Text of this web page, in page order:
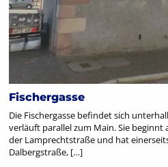
Fischergasse
Die Fischergasse befindet sich
verläuft parallel zum Main. Sie beginnt
der Lamprechtstraße und hat
Dalbergstraße, […]